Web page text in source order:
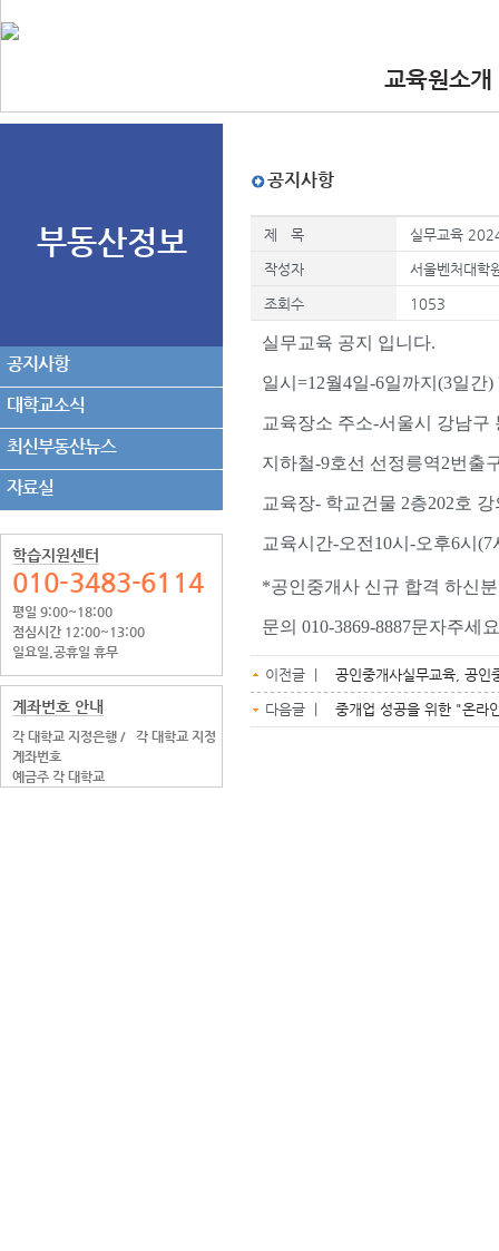
교육원소개
•인사말
부동산정보
공지사항
대학교소식
최신부동산뉴스
자료실
학습지원센터
010-3483-6114
평일 9:00~18:00
점심시간 12:00~13:00
일요일.공휴일 휴무
계좌번호 안내
각 대학교 지정은행 /
각 대학교 지정
계좌번호
예금주 각 대학교
공지사항
제 목 실무교육
작성자 서울벤처대학
조회수 1053
실무교육 공지 입니다.
일시=12월4일-6일까지(3일간)
교육장소 주소-서울시 강남구
지하철-9호선 선정릉역2번출
교육장- 학교건물 2층202호
교육시간-오전10시-오후6시(7
*공인중개사 신규 합격 하신
문의 010-3869-8887문자주세요
이전글 | 공인중개사실무교육, 공인
다음글 | 중개업 성공을 위한 "온라